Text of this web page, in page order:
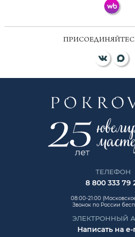
ТЕЛЕФОН
8 800 333 79
08:00-21:00
Звонок по России
ЭЛЕКТРОННЫЙ
Написать на